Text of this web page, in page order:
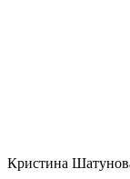
Кристина